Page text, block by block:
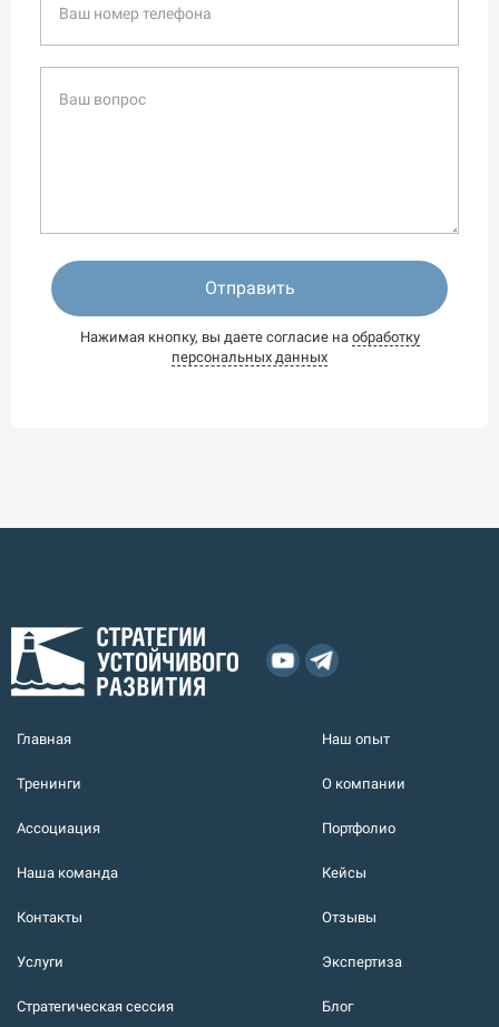
Отправить
Нажимая кнопку, вы даете согласие на обработку
персональных данных
Главная
Тренинги
Ассоциация
Наша команда
Контакты
Услуги
Стратегическая сессия
Наш опыт
О компании
Портфолио
Кейсы
Отзывы
Экспертиза
Блог